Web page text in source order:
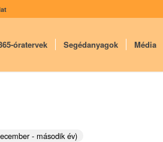
óratervek Segédanyagok Média
- második év)